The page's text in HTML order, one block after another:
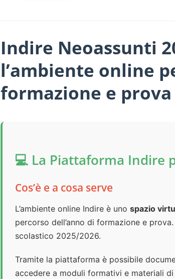
Indire Neoassunti
l’ambiente online
formazione e prova
💻 La Piattaforma Indire
Cos’è e a cosa serve
L’ambiente online Indire è uno spazio
percorso dell’anno di formazione e
scolastico 2025/2026.
Tramite la piattaforma è possibile
accedere a moduli formativi e materiali